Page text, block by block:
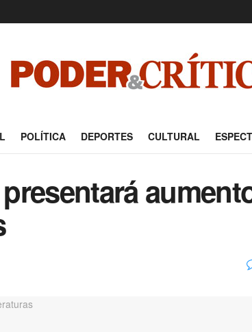
POLÍTICA DEPORTES CULTURAL